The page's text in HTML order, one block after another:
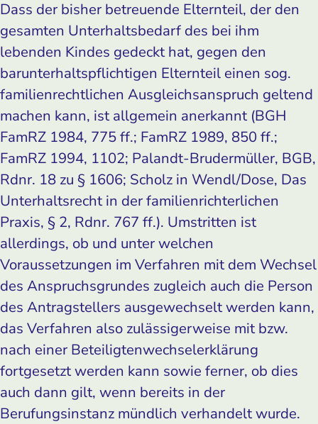
Dass der bisher betreuende Elternteil, der den
gesamten Unterhaltsbedarf des bei ihm
lebenden Kindes gedeckt hat, gegen den
barunterhaltspflichtigen Elternteil einen sog.
familienrechtlichen Ausgleichsanspruch geltend
machen kann, ist allgemein anerkannt (BGH
FamRZ 1984, 775 ff.; FamRZ 1989, 850 ff.;
FamRZ 1994, 1102; Palandt-Brudermüller, BGB,
Rdnr. 18 zu § 1606; Scholz in Wendl/Dose, Das
Unterhaltsrecht in der familienrichterlichen
Praxis, § 2, Rdnr. 767 ff.). Umstritten ist
allerdings, ob und unter welchen
Voraussetzungen im Verfahren mit dem Wechsel
des Anspruchsgrundes zugleich auch die Person
des Antragstellers ausgewechselt werden kann,
das Verfahren also zulässigerweise mit bzw.
nach einer Beteiligtenwechselerklärung
fortgesetzt werden kann sowie ferner, ob dies
auch dann gilt, wenn bereits in der
Berufungsinstanz mündlich verhandelt wurde.